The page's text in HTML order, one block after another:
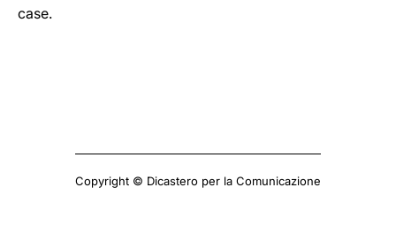
case.
Copyright © Dicastero per la Comunicazione